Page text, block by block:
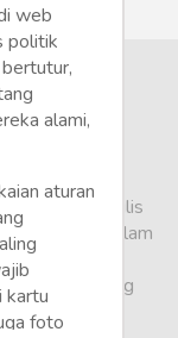
web
politik
alami,
aturan
kartu
foto
bagi penulis
opini dalam
dari sudut
sudut pandang